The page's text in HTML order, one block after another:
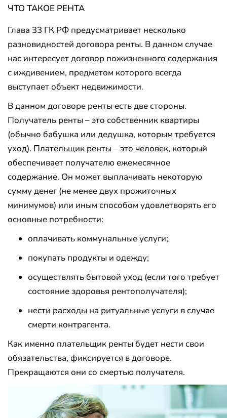
ЧТО ТАКОЕ РЕНТА
Глава 33 ГК РФ предусматривает несколько
разновидностей договора ренты. В данном случае
нас интересует договор пожизненного содержания
с иждивением, предметом которого всегда
выступает объект недвижимости.
В данном договоре ренты есть две стороны.
Получатель ренты – это собственник квартиры
(обычно бабушка или дедушка, которым требуется
уход). Плательщик ренты – это человек, который
обеспечивает получателю ежемесячное
содержание. Он может выплачивать некоторую
сумму денег (не менее двух прожиточных
минимумов) или иным способом удовлетворять его
основные потребности:
оплачивать коммунальные услуги;
покупать продукты и одежду;
осуществлять бытовой уход (если того требует
состояние здоровья рентополучателя);
нести расходы на ритуальные услуги в случае
смерти контрагента.
Как именно плательщик ренты будет нести свои
обязательства, фиксируется в договоре.
Прекращаются они со смертью получателя.